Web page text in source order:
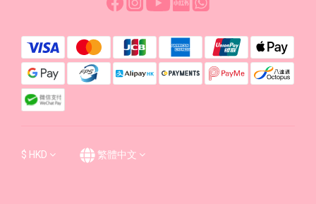
$ HKD 繁體中文